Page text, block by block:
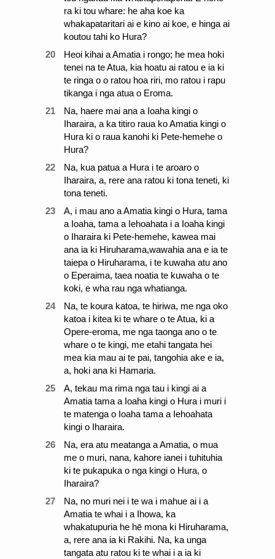
ra ki tou whare: he aha koe ka
whakapataritari ai e kino ai koe, e hinga ai
koutou tahi ko Hura?
20
Heoi kihai a Amatia i rongo; he mea hoki
tenei na te Atua, kia hoatu ai ratou e ia ki
te ringa o o ratou hoa riri, mo ratou i rapu
tikanga i nga atua o Eroma.
21
Na, haere mai ana a Ioaha kingi o
Iharaira, a ka titiro raua ko Amatia kingi o
Hura ki o raua kanohi ki Pete-hemehe o
Hura?
22
Na, kua patua a Hura i te aroaro o
Iharaira, a, rere ana ratou ki tona teneti, ki
tona teneti.
23
A, i mau ano a Amatia kingi o Hura, tama
a Ioaha, tama a Iehoahata i a Ioaha kingi
o Iharaira ki Pete-hemehe, kawea mai
ana ia ki Hiruharama,wawahia ana e ia te
taiepa o Hiruharama, i te kuwaha atu ano
o Eperaima, taea noatia te kuwaha o te
koki, e wha rau nga whatianga.
24
Na, te koura katoa, te hiriwa, me nga oko
katoa i kitea ki te whare o te Atua, ki a
Opere-eroma, me nga taonga ano o te
whare o te kingi, me etahi tangata hei
mea kia mau ai te pai, tangohia ake e ia,
a, hoki ana ki Hamaria.
25
A, tekau ma rima nga tau i kingi ai a
Amatia tama a Ioaha kingi o Hura i muri i
te matenga o Ioaha tama a Iehoahata
kingi o Iharaira.
26
Na, era atu meatanga a Amatia, o mua
me o muri, nana, kahore ianei i tuhituhia
ki te pukapuka o nga kingi o Hura, o
Iharaira?
27
Na, no muri nei i te wa i mahue ai i a
Amatia te whai i a Ihowa, ka
whakatupuria he hē mona ki Hiruharama,
a, rere ana ia ki Rakihi. Na, ka unga
tangata atu ratou ki te whai i a ia ki